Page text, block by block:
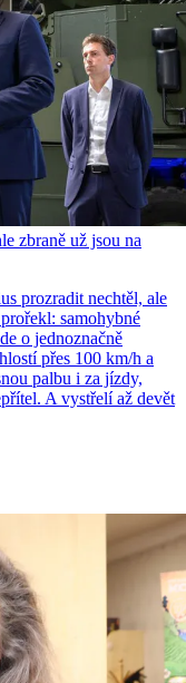
zbraně už jsou na
prozradit nechtěl, ale
samohybné
o jednoznačně
přes 100 km/h a
palbu i za jízdy,
A vystřelí až devět